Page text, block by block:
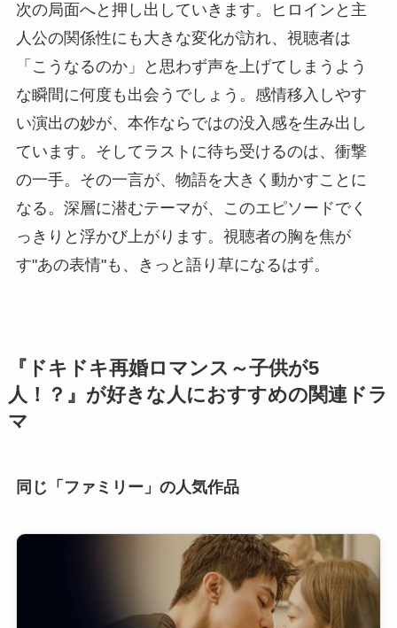
次の局面へと押し出していきます。ヒロインと主
人公の関係性にも大きな変化が訪れ、視聴者は
「こうなるのか」と思わず声を上げてしまうよう
な瞬間に何度も出会うでしょう。感情移入しやす
い演出の妙が、本作ならではの没入感を生み出し
ています。そしてラストに待ち受けるのは、衝撃
の一手。その一言が、物語を大きく動かすことに
なる。深層に潜むテーマが、このエピソードでく
っきりと浮かび上がります。視聴者の胸を焦が
す"あの表情"も、きっと語り草になるはず。
『ドキドキ再婚ロマンス～子供が5
人！？』が好きな人におすすめの関連ドラ
マ
同じ「ファミリー」の人気作品